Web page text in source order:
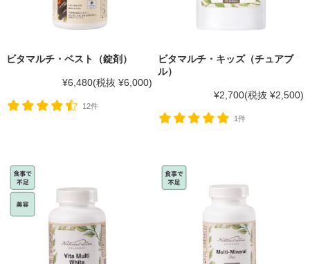
ビタマルチ・ベスト（錠剤）
¥6,480(税抜 ¥6,000)
12件
ビタマルチ・キッズ（チュアブ
ル）
¥2,700(税抜 ¥2,500)
1件